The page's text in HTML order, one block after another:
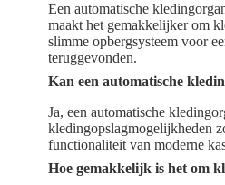
Een automatische
maakt het gemakkelijker om
slimme opbergsysteem voor
teruggevonden.
Kan een automatische
Ja, een automatische
kledingopslagmogelijkheden
functionaliteit van moderne
Hoe gemakkelijk is het om